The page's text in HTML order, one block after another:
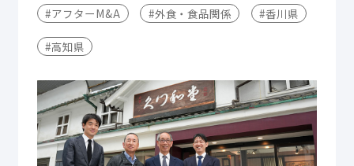
#アフターM&A #外食・食品関係 #香川県
#高知県